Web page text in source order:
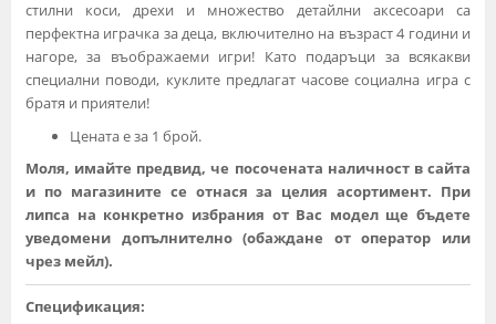
стилни коси, дрехи и множество детайлни аксесоари са
перфектна играчка за деца, включително на възраст 4 години и
нагоре, за въображаеми игри! Като подаръци за всякакви
специални поводи, куклите предлагат часове социална игра с
братя и приятели!
Цената е за 1 брой.
Моля, имайте предвид, че посочената наличност в сайта
и по магазините се отнася за целия асортимент. При
липса на конкретно избрания от Вас модел ще бъдете
уведомени допълнително (обаждане от оператор или
чрез мейл).
Спецификация: